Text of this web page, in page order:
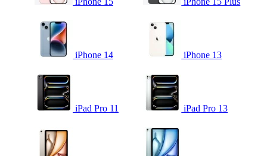
iPhone 14 iPhone 13
iPad Pro 11 iPad Pro 13